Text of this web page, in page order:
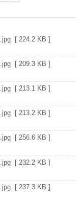
[ 224.2 KB ]
[ 209.3 KB ]
[ 213.1 KB ]
[ 213.2 KB ]
[ 256.6 KB ]
[ 232.2 KB ]
[ 237.3 KB ]